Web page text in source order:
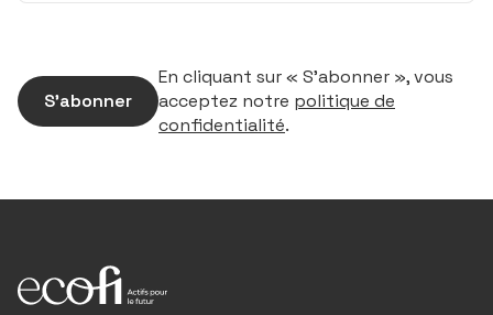
S’abonner
En cliquant sur « S’abonner », vous
acceptez notre politique de
confidentialité.